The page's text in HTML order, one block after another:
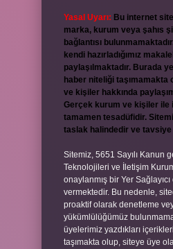
Yasal Uyarı: Bu internet
marka, kurum veya şahıs
bağlantısı
kendi hazırladığımız
paylaşılmaktadır. Burada
haber niteliği taşımamakta
ve kişiler hakkında
Gerçek kurum ve kişiler ile
tamamen tesadüfidir.
taslak halindedir ve tavsiye
Sitemiz, 5651 Sayılı Kanun
Teknolojileri ve İletişim
onaylanmış bir Yer
vermektedir. Bu nedenle,
proaktif olarak denetleme
yükümlülüğümüz
üyelerimiz yazdıkları
taşımakta olup, siteye üye